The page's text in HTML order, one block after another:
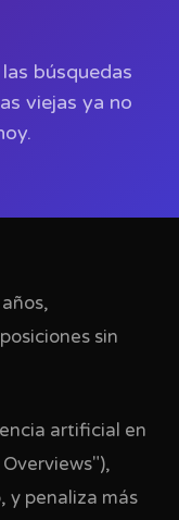
búsquedas
viejas ya no
sin
artificial en
y penaliza más